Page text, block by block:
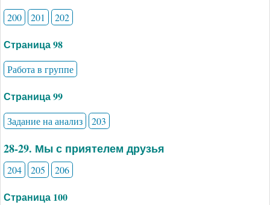
200 201 202
Страница 98
Работа в группе
Страница 99
Задание на анализ 203
28-29. Мы с приятелем друзья
204 205 206
Страница 100